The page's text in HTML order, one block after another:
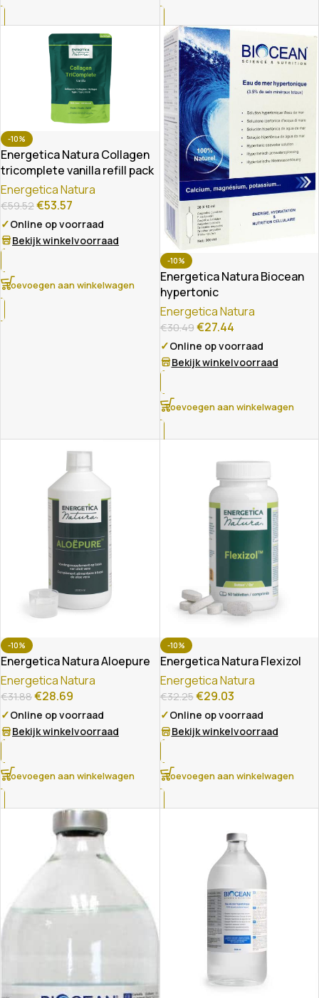
-10%
Energetica Natura Collagen
tricomplete vanilla refill pack
Energetica Natura
€59.52€53.57
✓Online op voorraad
Bekijk winkelvoorraad
Toevoegen aan winkelwagen
-10%
Energetica Natura Biocean
hypertonic
Energetica Natura
€30.49€27.44
✓Online op voorraad
Bekijk winkelvoorraad
Toevoegen aan winkelwagen
-10%
Energetica Natura Aloepure
Energetica Natura
€31.88€28.69
✓Online op voorraad
Bekijk winkelvoorraad
Toevoegen aan winkelwagen
-10%
Energetica Natura Flexizol
Energetica Natura
€32.25€29.03
✓Online op voorraad
Bekijk winkelvoorraad
Toevoegen aan winkelwagen